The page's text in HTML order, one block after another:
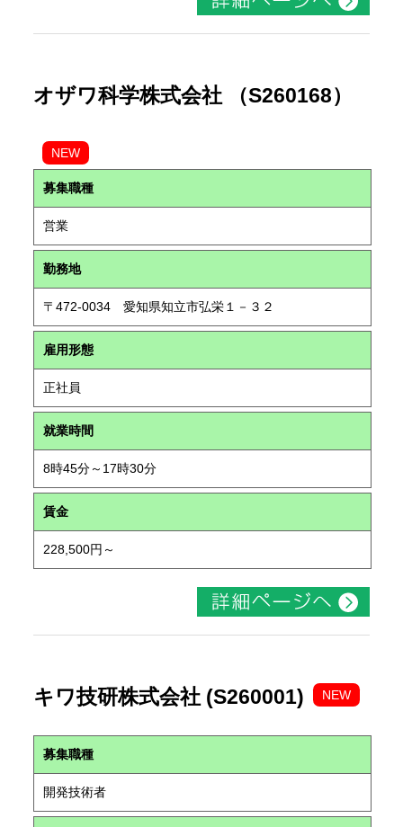
オザワ科学株式会社 （S260168）
NEW
募集職種
営業
勤務地
〒472-0034 愛知県知立市弘栄１－３２
雇用形態
正社員
就業時間
8時45分～17時30分
賃金
228,500円～
キワ技研株式会社 (S260001) NEW
募集職種
開発技術者